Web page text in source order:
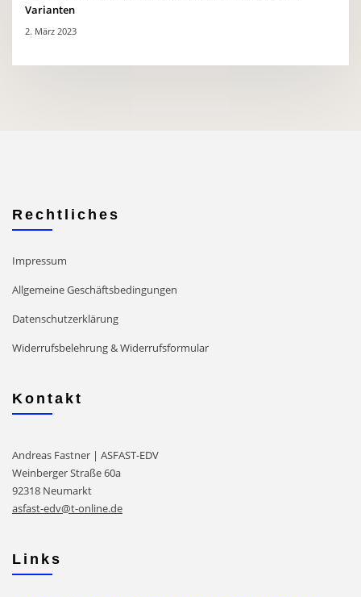
Varianten
2. März 2023
Rechtliches
Impressum
Allgemeine Geschäftsbedingungen
Datenschutzerklärung
Widerrufsbelehrung & Widerrufsformular
Kontakt
Andreas Fastner | ASFAST-EDV
Weinberger Straße 60a
92318 Neumarkt
asfast-edv@t-online.de
Links